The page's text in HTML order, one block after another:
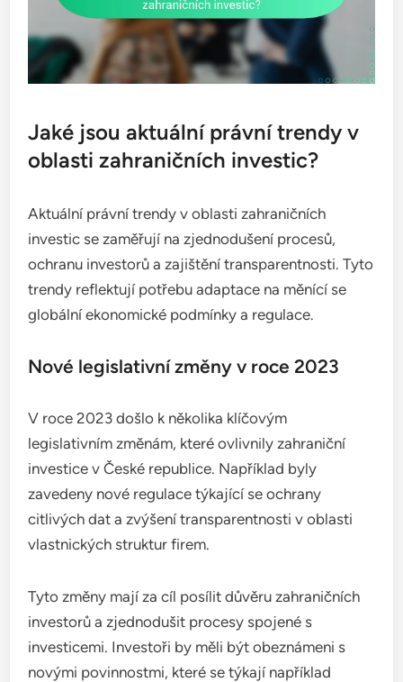
Jaké jsou aktuální právní trendy v
oblasti zahraničních investic?
Aktuální právní trendy v oblasti zahraničních
investic se zaměřují na zjednodušení procesů,
ochranu investorů a zajištění transparentnosti. Tyto
trendy reflektují potřebu adaptace na měnící se
globální ekonomické podmínky a regulace.
Nové legislativní změny v roce 2023
V roce 2023 došlo k několika klíčovým
legislativním změnám, které ovlivnily zahraniční
investice v České republice. Například byly
zavedeny nové regulace týkající se ochrany
citlivých dat a zvýšení transparentnosti v oblasti
vlastnických struktur firem.
Tyto změny mají za cíl posílit důvěru zahraničních
investorů a zjednodušit procesy spojené s
investicemi. Investoři by měli být obeznámeni s
novými povinnostmi, které se týkají například